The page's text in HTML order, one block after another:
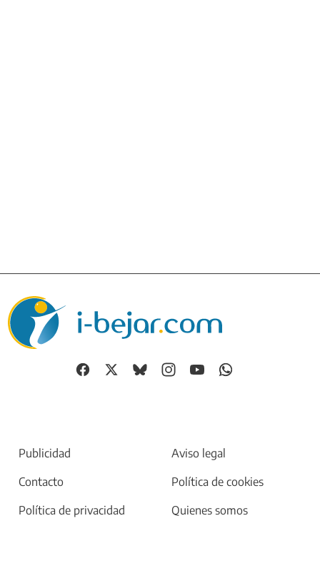
Publicidad
Aviso legal
Contacto
Política de cookies
Política de privacidad
Quienes somos